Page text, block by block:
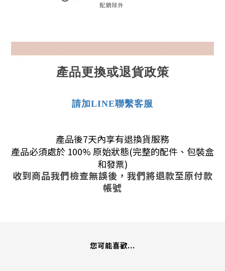
產品更換或退貨政策
請加LINE聯繫客服
產品後7天內享有退換貨服務
產品必須處於 100% 原始狀態(完整的配件、包裝盒
和發票)
收到商品我們檢查無誤後，我們將退款至原付款
帳號
您可能喜歡...